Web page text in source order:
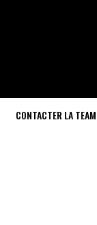
CONTACTER LA TEAM